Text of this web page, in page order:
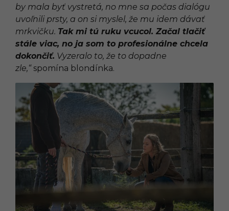
by mala byť vystretá, no mne sa počas dialógu
uvoľnili prsty, a on si myslel, že mu idem dávať
mrkvičku. Tak mi tú ruku vcucol. Začal tlačiť
stále viac, no ja som to profesionálne chcela
dokončiť. Vyzeralo to, že to dopadne
zle,“spomína blondínka.